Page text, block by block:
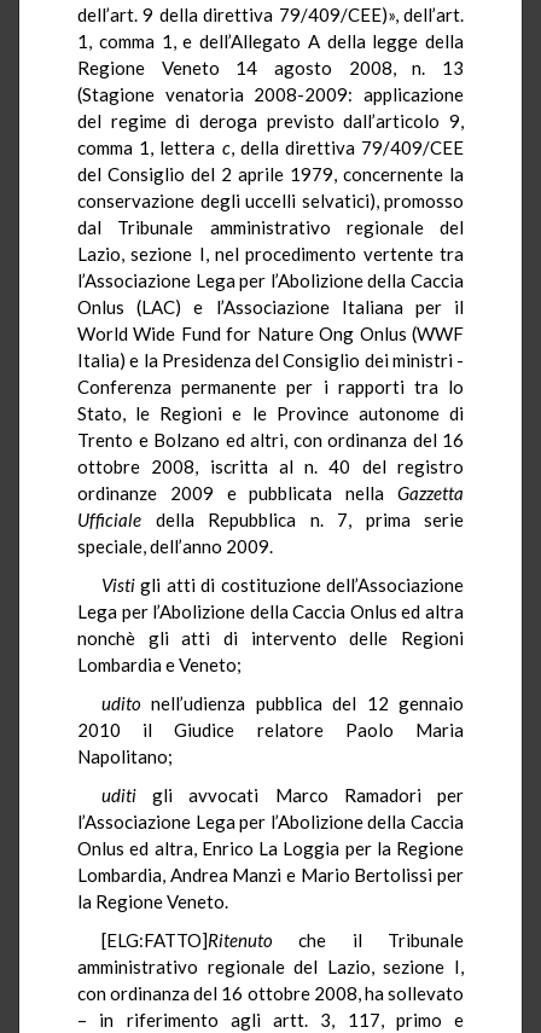
dell’art. 9 della direttiva 79/409/CEE)», dell’art.
1, comma 1, e dell’Allegato A della legge della
Regione Veneto 14 agosto 2008, n. 13
(Stagione venatoria 2008-2009: applicazione
del regime di deroga previsto dall’articolo 9,
comma 1, lettera c, della direttiva 79/409/CEE
del Consiglio del 2 aprile 1979, concernente la
conservazione degli uccelli selvatici), promosso
dal Tribunale amministrativo regionale del
Lazio, sezione I, nel procedimento vertente tra
l’Associazione Lega per l’Abolizione della Caccia
Onlus (LAC) e l’Associazione Italiana per il
World Wide Fund for Nature Ong Onlus (WWF
Italia) e la Presidenza del Consiglio dei ministri -
Conferenza permanente per i rapporti tra lo
Stato, le Regioni e le Province autonome di
Trento e Bolzano ed altri, con ordinanza del 16
ottobre 2008, iscritta al n. 40 del registro
ordinanze 2009 e pubblicata nella Gazzetta
Ufficiale della Repubblica n. 7, prima serie
speciale, dell’anno 2009.
Visti gli atti di costituzione dell’Associazione
Lega per l’Abolizione della Caccia Onlus ed altra
nonchè gli atti di intervento delle Regioni
Lombardia e Veneto;
udito nell’udienza pubblica del 12 gennaio
2010 il Giudice relatore Paolo Maria
Napolitano;
uditi gli avvocati Marco Ramadori per
l’Associazione Lega per l’Abolizione della Caccia
Onlus ed altra, Enrico La Loggia per la Regione
Lombardia, Andrea Manzi e Mario Bertolissi per
la Regione Veneto.
[ELG:FATTO]Ritenutoche il Tribunale
amministrativo regionale del Lazio, sezione I,
con ordinanza del 16 ottobre 2008, ha sollevato
– in riferimento agli artt. 3, 117, primo e